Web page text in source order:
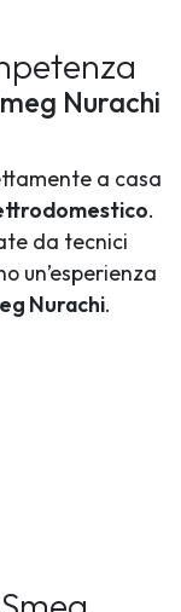
Nurachi
a casa
.
da tecnici
un’esperienza
Nurachi.